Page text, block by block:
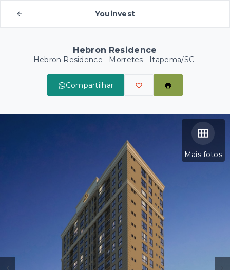
Youinvest
Hebron Residence
Hebron Residence - Morretes - Itapema/SC
Compartilhar
Mais fotos